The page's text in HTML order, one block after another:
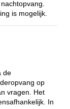
is mogelijk.
de
op
vragen. Het
In